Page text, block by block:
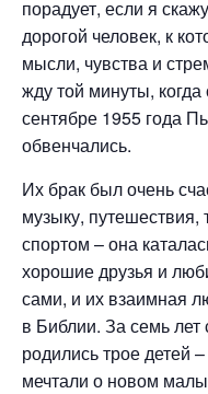
порадует, если я
дорогой человек, к
мысли, чувства и
жду той минуты, когда
сентябре 1955 года
обвенчались.
Их брак был очень
музыку,
спортом – она
хорошие друзья и
сами, и их взаимная
в Библии. За семь
родились трое детей
мечтали о новом